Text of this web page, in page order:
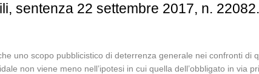
sentenza 22 settembre 2017, n.
uno scopo pubblicistico di deterrenza generale nei confronti di
non viene meno nell’ipotesi in cui quella dell’obbligato in via